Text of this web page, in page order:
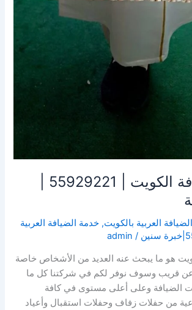
,خدمة الضيافة العربية
/
admin
هو ما يبحث عنه العديد من الأشخاص خاصة
قريب وسوف نوفر لكم في شركتنا كل ما
الضيافة وعلى أعلى مستوى في كافة
من حفلات زفاف وحفلات استقبال وأعياد